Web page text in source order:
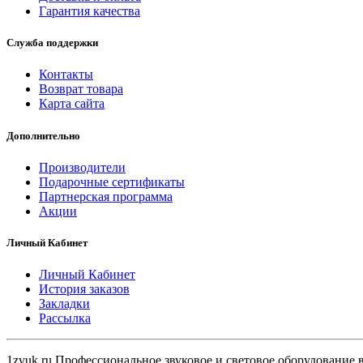
Гарантия качества
Служба поддержки
Контакты
Возврат товара
Карта сайта
Дополнительно
Производители
Подарочные сертификаты
Партнерская программа
Акции
Личный Кабинет
Личный Кабинет
История заказов
Закладки
Рассылка
1zvuk.ru Профессиональное звуковое и световое оборудование